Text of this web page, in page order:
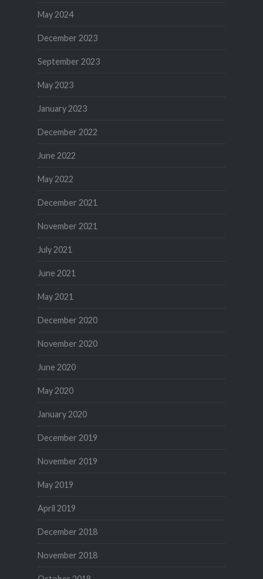
May 2024
December 2023
September 2023
May 2023
January 2023
December 2022
June 2022
May 2022
December 2021
November 2021
July 2021
June 2021
May 2021
December 2020
November 2020
June 2020
May 2020
January 2020
December 2019
November 2019
May 2019
April 2019
December 2018
November 2018